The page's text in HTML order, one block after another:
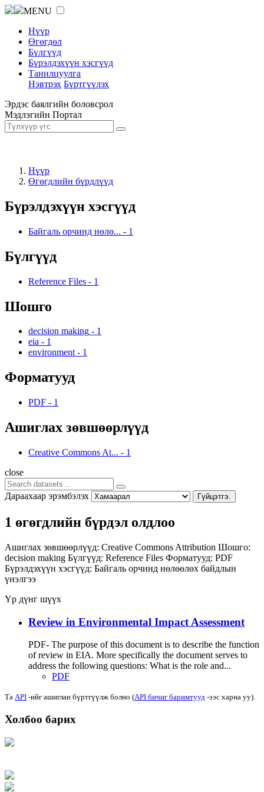
MENU
Нүүр
Өгөгдөл
Бүлгүүд
Бүрэлдэхүүн хэсгүүд
Танилцуулга
Нэвтрэх Бүртгүүлэх
Эрдэс баялгийн боловсрол
Мэдлэгийн Портал
Нүүр
Өгөгдлийн бүрдлүүд
Бүрэлдэхүүн хэсгүүд
Байгаль орчинд нөлө... - 1
Бүлгүүд
Reference Files - 1
Шошго
decision making - 1
eia - 1
environment - 1
Форматууд
PDF - 1
Ашиглах зөвшөөрлүүд
Creative Commons At... - 1
close
Дараахаар эрэмбэлэх Гүйцэтгэ.
1 өгөгдлийн бүрдэл олдлоо
Ашиглах зөвшөөрлүүд: Creative Commons Attribution Шошго:
decision making Бүлгүүд: Reference Files Форматууд: PDF
Бүрэлдэхүүн хэсгүүд: Байгаль орчинд нөлөөлөх байдлын
үнэлгээ
Үр дүнг шүүх
Review in Environmental Impact Assessment
PDF- The purpose of this document is to describe the function
of review in EIA. More specifically the document serves to
address the following questions: What is the role and...
PDF
Та API -ийг ашиглан бүртгүүлж болно (API бичиг баримтууд -ээс харна уу).
Холбоо барих